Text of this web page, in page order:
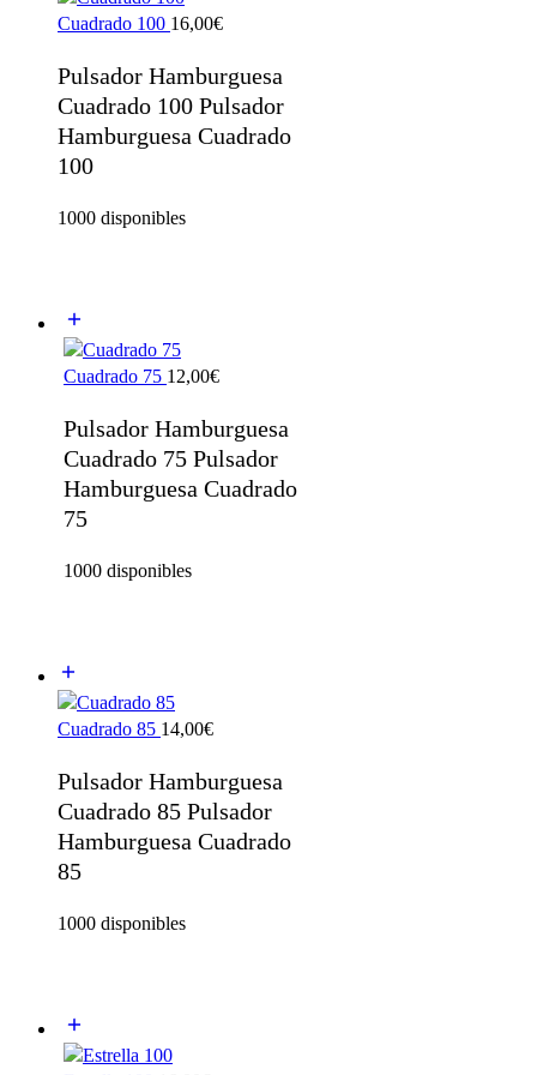
Cuadrado 100 16,00€
Pulsador Hamburguesa
Cuadrado 100 Pulsador
Hamburguesa Cuadrado
100
1000 disponibles
Cuadrado 75 12,00€
Pulsador Hamburguesa
Cuadrado 75 Pulsador
Hamburguesa Cuadrado
75
1000 disponibles
Cuadrado 85 14,00€
Pulsador Hamburguesa
Cuadrado 85 Pulsador
Hamburguesa Cuadrado
85
1000 disponibles